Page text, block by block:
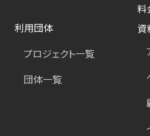
料
利用団体
プロジェクト一覧
団体一覧
資